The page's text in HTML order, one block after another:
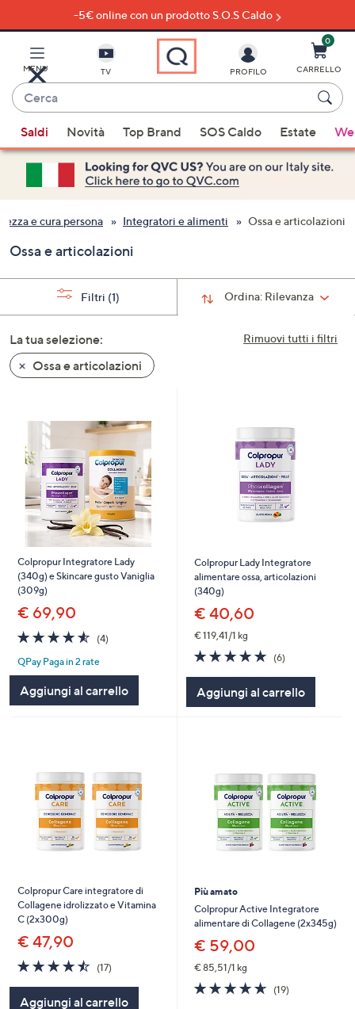
al
principale
-5€ online con un prodotto S.O.S Caldo
MENU TV
Cerca
sono
disponibili
suggerimenti,
usa
i
freccia
su
giù
oppure
scorri
a
destra
sui
dispositivi
touch
per
consultarli.
PROFILO
0
CARRELLO
Saldi Novità Top Brand SOS Caldo Estate
e cura persona Integratori e alimenti Ossa e articolazioni
Ossa e articolazioni
Ordina: Rilevanza
Filtri (1)
Rimuovi tutti i filtri
La tua selezione:
Ossa e articolazioni
Colpropur Integratore Lady
(340g) e Skincare gusto Vaniglia
(309g)
€ 69,90
4.5
of
5
Stars
(4)4
QPay Paga in 2 rate
Aggiungi al carrello
Colpropur Lady Integratore
alimentare ossa, articolazioni
(340g)
€ 40,60
€ 119,41/1 kg
4.7
of
Stars
(6)6
Aggiungi al carrello
Colpropur Care integratore di
Collagene idrolizzato e Vitamina
C (2x300g)
€ 47,90
4.5
of
Stars
(17)17
Aggiungi al carrello
Più amato
Colpropur Active Integratore
alimentare di Collagene (2x345g)
€ 59,00
€ 85,51/1 kg
4.6
of
(19)19